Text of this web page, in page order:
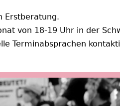
Erstberatung.
von 18-19 Uhr in der
Terminabsprachen